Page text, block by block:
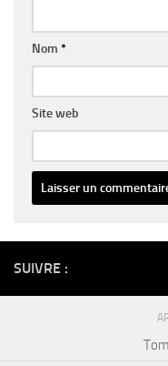
Nom *
Site web
SUIVRE :